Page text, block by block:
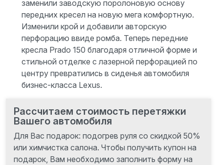
заменили заводскую поролоновую основу
передних кресел на новую мега комфортную.
Изменили крой и добавили авторскую
перфорацию ввиде ромба. Теперь передние
кресла Prado 150 благодаря отличной форме и
стильной отделке с лазерной перфорацией по
центру превратились в сиденья автомобиля
бизнес-класса Lexus.
Рассчитаем стоимость перетяжки
Вашего автомобиля
Для Вас подарок: подогрев руля со скидкой 50%
или химчистка салона. Чтобы получить купон на
подарок, Вам необходимо заполнить форму на